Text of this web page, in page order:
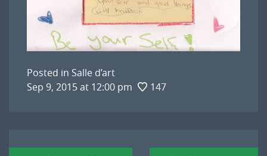
Posted in Salle d’art
Sep 9, 2015 at 12:00 pm
147
Navigation